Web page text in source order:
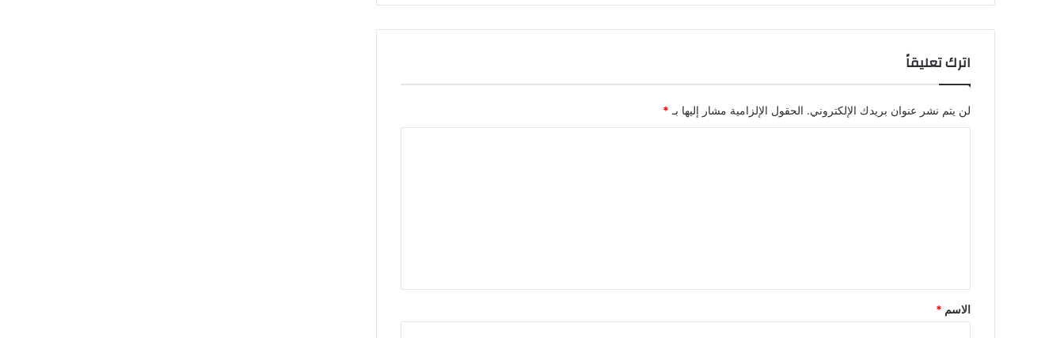
اترك تعليقاً
لن يتم نشر عنوان بريدك الإلكتروني. الحقول الإلزامية مشار إليها بـ *
*
الاسم *